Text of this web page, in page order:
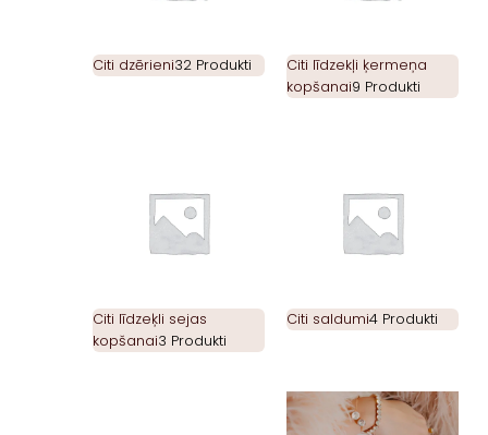
Citi dzērieni32 Produkti
Citi līdzekļi ķermeņa
kopšanai9 Produkti
Citi līdzeķli sejas
kopšanai3 Produkti
Citi saldumi4 Produkti